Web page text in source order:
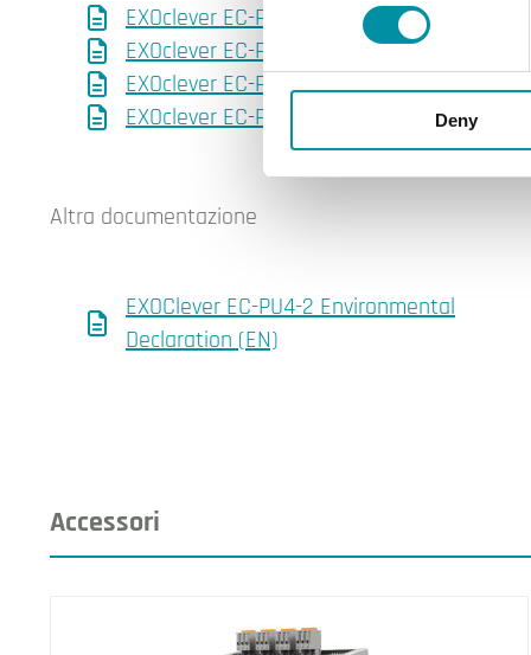
Deny
EXOclever EC-PU4 (EN)
EXOclever EC-PU4 (IT)
EXOclever EC-PU4-2 (EN)
EXOclever EC-PU4-2 (EN)
Altra documentazione
EXOClever EC-PU4-2 Environmental
Declaration (EN)
Accessori